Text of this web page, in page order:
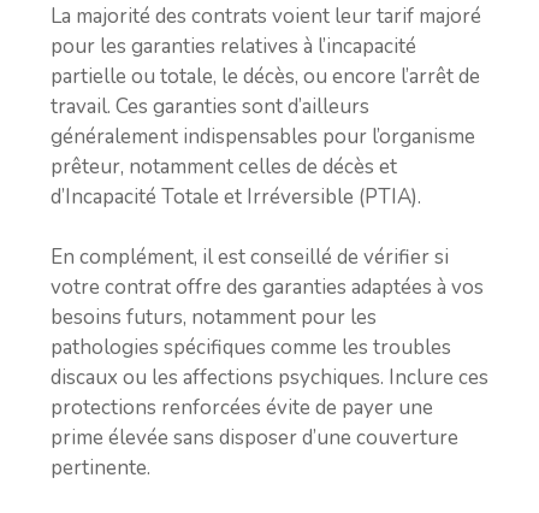
La majorité des contrats voient leur tarif majoré
pour les garanties relatives à l’incapacité
partielle ou totale, le décès, ou encore l’arrêt de
travail. Ces garanties sont d’ailleurs
généralement indispensables pour l’organisme
prêteur, notamment celles de décès et
d’Incapacité Totale et Irréversible (PTIA).
En complément, il est conseillé de vérifier si
votre contrat offre des garanties adaptées à vos
besoins futurs, notamment pour les
pathologies spécifiques comme les troubles
discaux ou les affections psychiques. Inclure ces
protections renforcées évite de payer une
prime élevée sans disposer d’une couverture
pertinente.